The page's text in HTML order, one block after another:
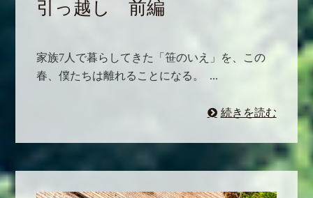
引っ越し 前編
家族7人で暮らしてきた「笹のいえ」を、この
春、僕たちは離れることになる。 ...
続きを読む